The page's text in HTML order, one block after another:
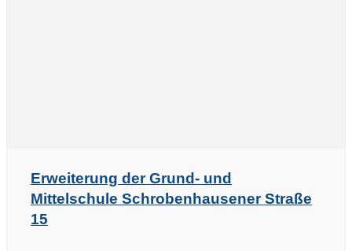
Erweiterung der Grund- und
Mittelschule Schrobenhausener Straße
15